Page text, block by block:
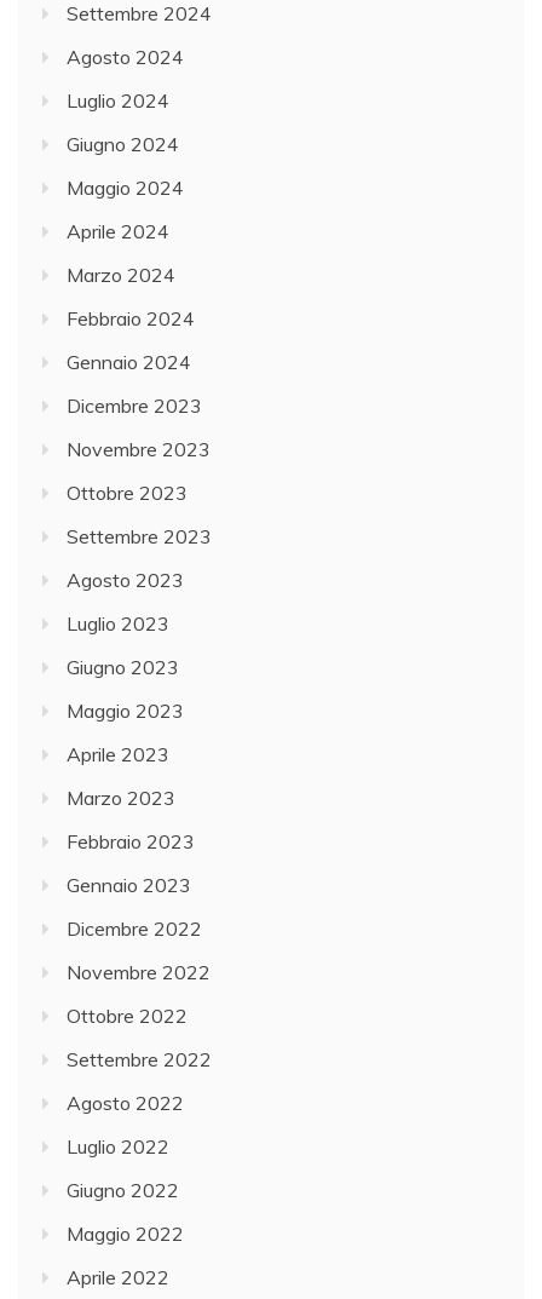
Settembre 2024
Agosto 2024
Luglio 2024
Giugno 2024
Maggio 2024
Aprile 2024
Marzo 2024
Febbraio 2024
Gennaio 2024
Dicembre 2023
Novembre 2023
Ottobre 2023
Settembre 2023
Agosto 2023
Luglio 2023
Giugno 2023
Maggio 2023
Aprile 2023
Marzo 2023
Febbraio 2023
Gennaio 2023
Dicembre 2022
Novembre 2022
Ottobre 2022
Settembre 2022
Agosto 2022
Luglio 2022
Giugno 2022
Maggio 2022
Aprile 2022